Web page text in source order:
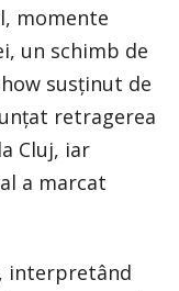
momente
un schimb de
susținut de
retragerea
Cluj, iar
a marcat
interpretând